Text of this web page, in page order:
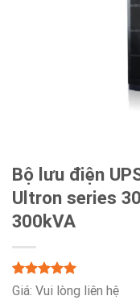
Bộ lưu điện
Ultron series
300kVA
Rated5.00
2
Giá: Vui lòng liên hệ